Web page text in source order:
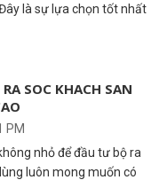
là sự lựa chọn tốt nhất
SOC KHACH SAN
PM
nhỏ để đầu tư bộ ra
luôn mong muốn có